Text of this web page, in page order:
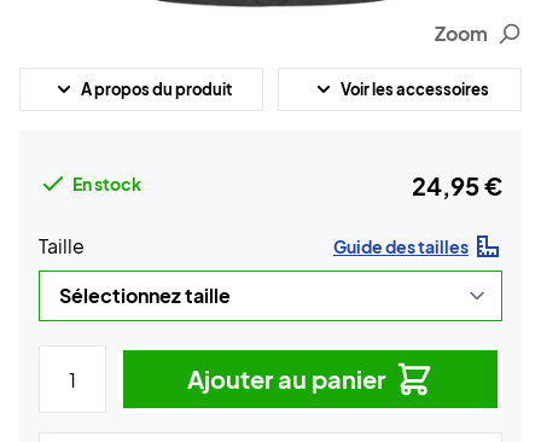
Zoom
A propos du produit Voir les accessoires
En stock 24,95 €
Taille Guide des tailles
Ajouter au panier